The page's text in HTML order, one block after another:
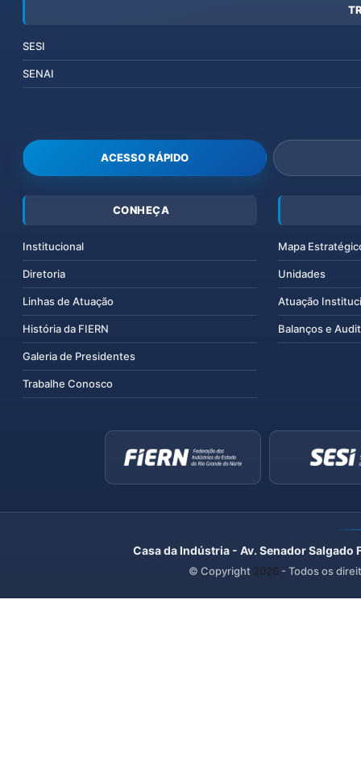
SESI
SENAI
ACESSO RÁPIDO
CONHEÇA
Institucional
Diretoria
Linhas de Atuação
História da FIERN
Galeria de Presidentes
Trabalhe Conosco
Mapa
Unidades
Atuação
Balanços e
Casa da Indústria - Av. Senador
© Copyright 2026 - Todos os